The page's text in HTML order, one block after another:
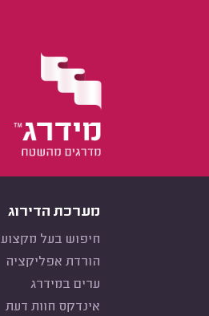
מערכת הדירוג
חיפוש בעל מקצוע
הורדת אפליקציה
ערים במידרג
אינדקס חוות דעת